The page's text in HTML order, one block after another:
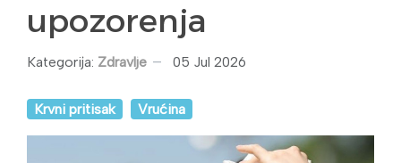
upozorenja
Kategorija: Zdravlje 05 Jul 2026
Krvni pritisak Vrućina